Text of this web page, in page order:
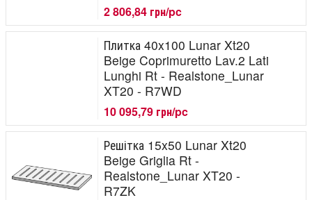
2 806,84 грн/pc
Плитка 40x100 Lunar Xt20
Beige Coprimuretto Lav.2 Lati
Lunghi Rt - Realstone_Lunar
XT20 - R7WD
10 095,79 грн/pc
Решітка 15x50 Lunar Xt20
Beige Griglia Rt -
Realstone_Lunar XT20 -
R7ZK